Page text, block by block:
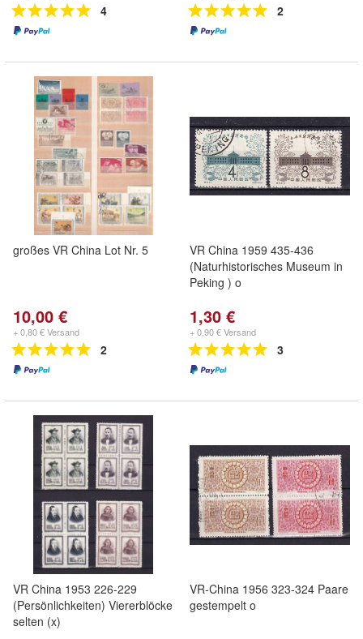
4 2
großes VR China Lot Nr. 5
10,00 €
+ 0,80 € Versand
2
VR China 1959 435-436
(Naturhistorisches Museum in
Peking ) o
1,30 €
+ 0,90 € Versand
3
VR China 1953 226-229
(Persönlichkeiten) Viererblöcke
selten (x)
VR-China 1956 323-324 Paare
gestempelt o